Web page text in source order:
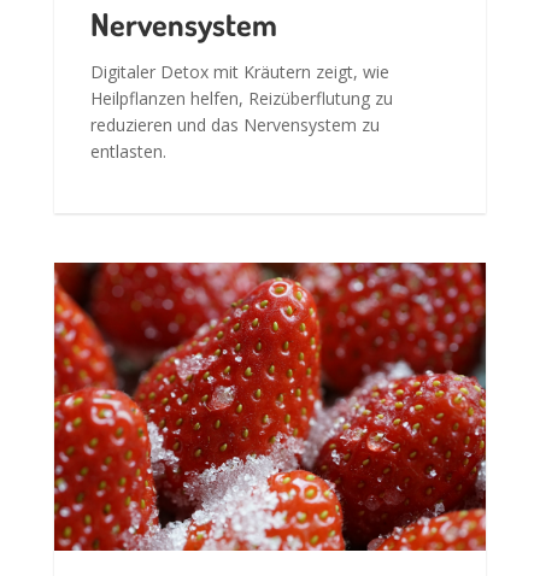
Nervensystem
Digitaler Detox mit Kräutern zeigt, wie
Heilpflanzen helfen, Reizüberflutung zu
reduzieren und das Nervensystem zu
entlasten.